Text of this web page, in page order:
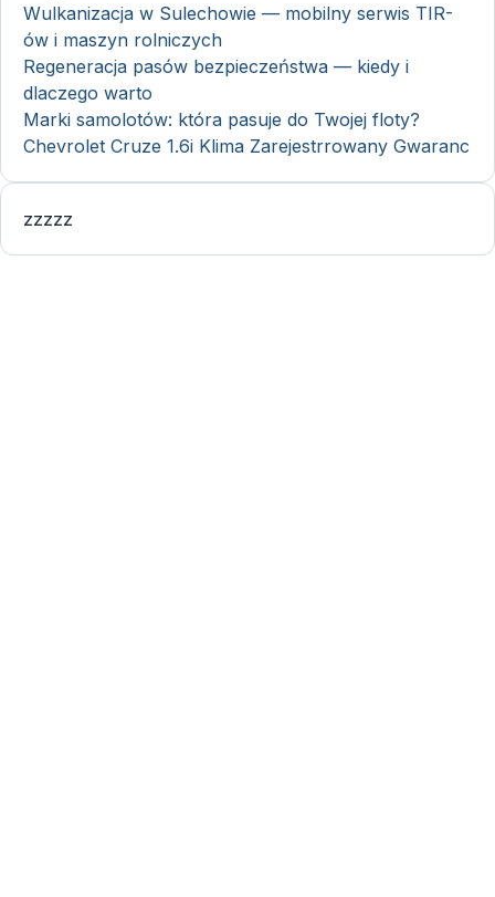
Wulkanizacja w Sulechowie — mobilny serwis TIR-
ów i maszyn rolniczych
Regeneracja pasów bezpieczeństwa — kiedy i
dlaczego warto
Marki samolotów: która pasuje do Twojej floty?
Chevrolet Cruze 1.6i Klima Zarejestrrowany Gwaranc
zzzzz